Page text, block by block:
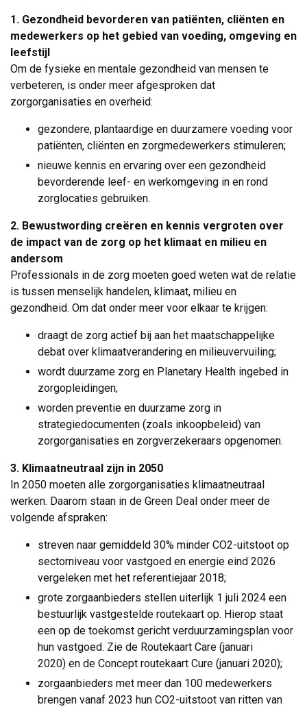
1. Gezondheid bevorderen van patiënten, cliënten en
medewerkers op het gebied van voeding, omgeving en
leefstijl
Om de fysieke en mentale gezondheid van mensen te
verbeteren, is onder meer afgesproken dat
zorgorganisaties en overheid:
gezondere, plantaardige en duurzamere voeding voor
patiënten, cliënten en zorgmedewerkers stimuleren;
nieuwe kennis en ervaring over een gezondheid
bevorderende leef- en werkomgeving in en rond
zorglocaties gebruiken.
2. Bewustwording creëren en kennis vergroten over
de impact van de zorg op het klimaat en milieu en
andersom
Professionals in de zorg moeten goed weten wat de relatie
is tussen menselijk handelen, klimaat, milieu en
gezondheid. Om dat onder meer voor elkaar te krijgen:
draagt de zorg actief bij aan het maatschappelijke
debat over klimaatverandering en milieuvervuiling;
wordt duurzame zorg en Planetary Health ingebed in
zorgopleidingen;
worden preventie en duurzame zorg in
strategiedocumenten (zoals inkoopbeleid) van
zorgorganisaties en zorgverzekeraars opgenomen.
3. Klimaatneutraal zijn in 2050
In 2050 moeten alle zorgorganisaties klimaatneutraal
werken. Daarom staan in de Green Deal onder meer de
volgende afspraken:
streven naar gemiddeld 30% minder CO2-uitstoot op
sectorniveau voor vastgoed en energie eind 2026
vergeleken met het referentiejaar 2018;
grote zorgaanbieders stellen uiterlijk 1 juli 2024 een
bestuurlijk vastgestelde routekaart op. Hierop staat
een op de toekomst gericht verduurzamingsplan voor
hun vastgoed. Zie de Routekaart Care (januari
2020) en de Concept routekaart Cure (januari 2020);
zorgaanbieders met meer dan 100 medewerkers
brengen vanaf 2023 hun CO2-uitstoot van ritten van